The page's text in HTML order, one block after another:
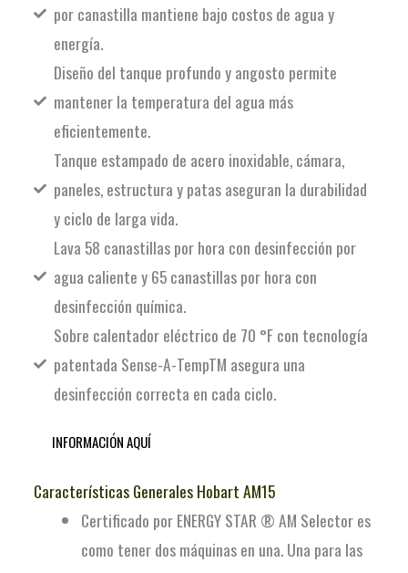
por canastilla mantiene bajo costos de agua y
energía.
Diseño del tanque profundo y angosto permite
mantener la temperatura del agua más
eficientemente.
Tanque estampado de acero inoxidable, cámara,
paneles, estructura y patas aseguran la durabilidad
y ciclo de larga vida.
Lava 58 canastillas por hora con desinfección por
agua caliente y 65 canastillas por hora con
desinfección química.
Sobre calentador eléctrico de 70 °F con tecnología
patentada Sense-A-TempTM asegura una
desinfección correcta en cada ciclo.
INFORMACIÓN AQUÍ
Características Generales Hobart AM15
Certificado por ENERGY STAR ® AM Selector es
como tener dos máquinas en una. Una para las